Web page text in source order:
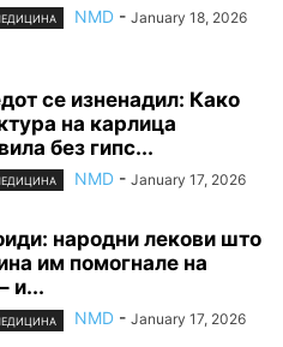
NMD - January 18, 2026
се изненадил: Како
на карлица
без гипс...
NMD - January 17, 2026
народни лекови што
им помогнале на
и...
NMD - January 17, 2026